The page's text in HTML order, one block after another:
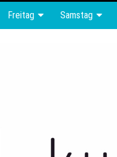
Freitag Samstag